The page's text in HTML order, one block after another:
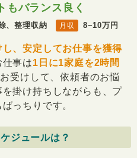
もバランス良く
、整理収納 月収 8~10万円
、安定してお仕事を獲得
事は1日に1家庭を2時間
受けして、依頼者のお悩
掛け持ちしながらも、プ
っちりです。
ジュールは？